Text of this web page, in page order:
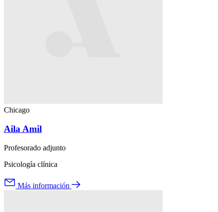
Chicago
Aila Amil
Profesorado adjunto
Psicología clínica
Más información